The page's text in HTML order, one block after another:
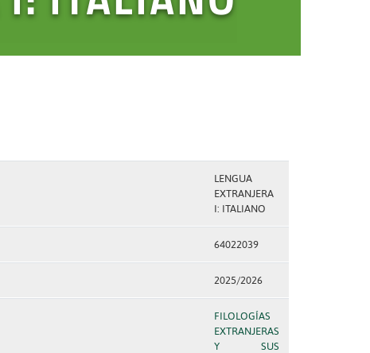
LENGUA
EXTRANJERA
I: ITALIANO
64022039
2025/2026
FILOLOGÍAS
EXTRANJERAS
Y SUS